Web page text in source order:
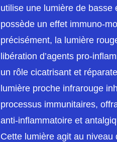
utilise une lumière de basse
possède un effet immuno-
précisément, la lumière
libération d’agents pro-
un rôle cicatrisant et
lumière proche infrarouge
processus immunitaires,
anti-inflammatoire et
Cette lumière agit au niveau